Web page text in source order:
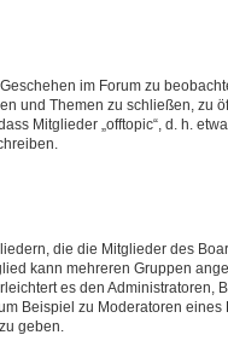
im Forum zu
und Themen zu schließen, zu
Mitglieder „offtopic“, d. h.
die die Mitglieder des
kann mehreren Gruppen
es den Administratoren,
Beispiel zu Moderatoren
geben.